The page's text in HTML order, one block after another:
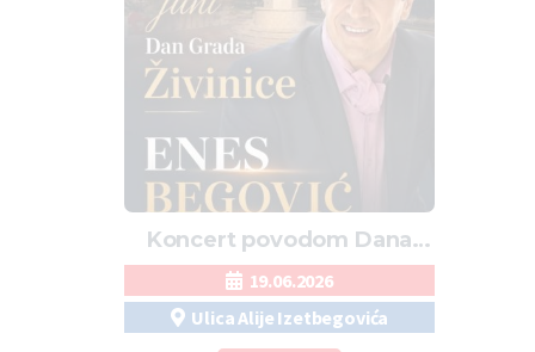
Koncert povodom Dana
Grada Živinice: Enes
Begović
19.06.2026
Ulica Alije Izetbegovića